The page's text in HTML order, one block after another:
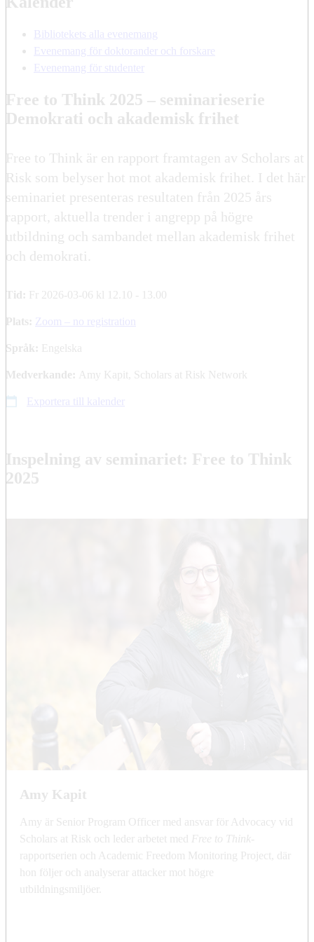
Bibliotekets alla evenemang
Evenemang för doktorander och forskare
Evenemang för studenter
Free to Think 2025 – seminarieserie
Demokrati och akademisk frihet
Free to Think är en rapport framtagen av Scholars at
Risk som belyser hot mot akademisk frihet. I det här
seminariet presenteras resultaten från 2025 års
rapport, aktuella trender i angrepp på högre
utbildning och sambandet mellan akademisk frihet
och demokrati.
Tid: Fr 2026-03-06 kl 12.10 - 13.00
Plats: Zoom – no registration
Språk: Engelska
Medverkande: Amy Kapit, Scholars at Risk Network
Exportera till kalender
Inspelning av seminariet: Free to Think
2025
Amy Kapit
Amy är Senior Program Officer med ansvar för Advocacy vid
Scholars at Risk och leder arbetet med
Free to Think-
rapportserien och Academic Freedom Monitoring Project, där
hon följer och analyserar attacker mot högre
utbildningsmiljöer.